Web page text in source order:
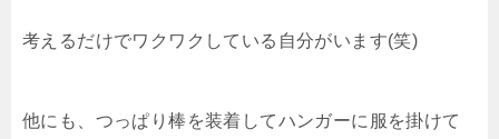
考えるだけでワクワクしている自分がいます(笑)
他にも、つっぱり棒を装着してハンガーに服を掛けて